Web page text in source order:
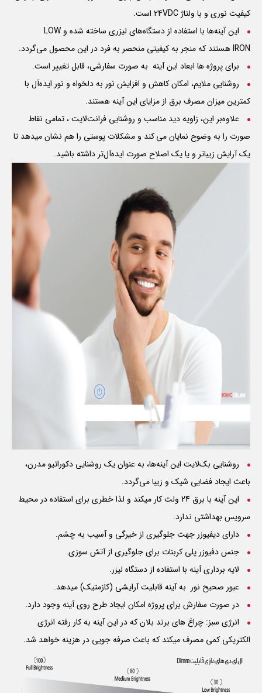
کیفیت نوری و با ولتاژ 24VDC است.
این آینه‌ها با استفاده از دستگاه‌های لیزری ساخته شده و LOW
IRONهستند که منجر به کیفیتی منحصر به فرد در این محصول می‌گردد.
برای پروژه ها ابعاد این آینه به صورت سفارشی، قابل تغییر است.
روشنایی ملایم، امکان کاهش و افزایش نور به دلخواه و نور ایده‌آل با
کمترین میزان مصرف برق از مزایای این آینه هستند.
علاوه‌بر این، زاویه دید مناسب و روشنایی فرانت‌لایت ، تمامی نقاط
صورت را به وضوح نمایان می کند و مشکلات پوستی را هم نشان میدهد تا
یک آرایش زیباتر و یا یک اصلاح صورت ایده‌آل‌تر داشته باشید.
روشنایی بک‌لایت این آینه‌ها، به عنوان یک روشنایی دکوراتیو مدرن،
باعث ایجاد فضایی شیک و زیبا می‌گردد.
این آینه با برق 24 ولت کار میکند و لذا خطری برای استفاده در محیط
سرویس بهداشتی ندارد.
دارای دیفیوزر جهت جلوگیری از خیرگی و آسیب به چشم.
جنس دفیوزر پلی کربنات برای جلوگیری از آتش سوزی.
لایه برداری آینه با استفاده از دستگاه لیزر.
عبور صحیح نور به آینه قابلیت آرایشی (کازمتیک) میدهد.
در صورت سفارش برای پروژه امکان ایجاد طرح روی آینه وجود دارد.
انرژی سبز: چراغ های برند بلان که در این آینه به کار رفته انرژی
الکتریکی کمی مصرف میکند که باعث صرفه جویی در هزینه خواهد شد.